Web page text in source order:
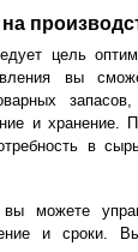
на
цель
вы
и хранение.
в
можете
и сроки.